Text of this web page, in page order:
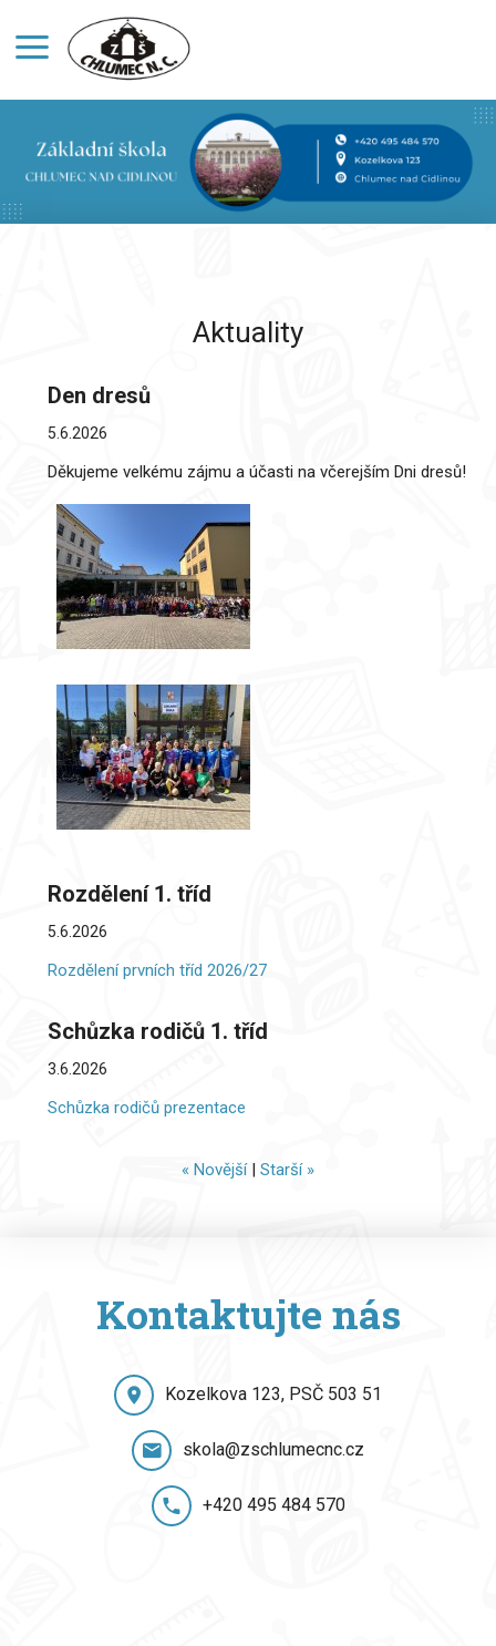
Aktuality
Den dresů
5.6.2026
Děkujeme velkému zájmu a účasti na včerejším Dni dresů!
Rozdělení 1. tříd
5.6.2026
Rozdělení prvních tříd 2026/27
Schůzka rodičů 1. tříd
3.6.2026
Schůzka rodičů prezentace
« Novější| Starší »
Kontaktujte nás
Kozelkova 123, PSČ 503 51
skola@zschlumecnc.cz
+420 495 484 570